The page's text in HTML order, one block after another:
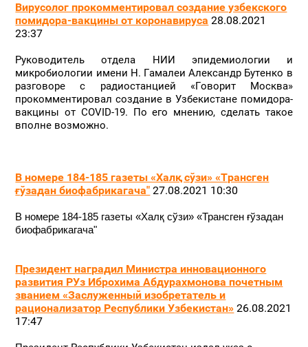
Вирусолог прокомментировал создание узбекского
помидора-вакцины от коронавируса 28.08.2021
23:37
Руководитель отдела НИИ эпидемиологии и
микробиологии имени Н. Гамалеи Александр Бутенко в
разговоре с радиостанцией «Говорит Москва»
прокомментировал создание в Узбекистане помидора-
вакцины от COVID-19. По его мнению, сделать такое
вполне возможно.
В номере 184-185 газеты «Халқ сўзи» «Трансген
ғўзадан биофабрикагача" 27.08.2021 10:30
В номере 184-185 газеты «Халқ сўзи» «Трансген ғўзадан
биофабрикагача"
Президент наградил Министра инновационного
развития РУз Иброхима Абдурахмонова почетным
званием «Заслуженный изобретатель и
рационализатор Республики Узбекистан» 26.08.2021
17:47